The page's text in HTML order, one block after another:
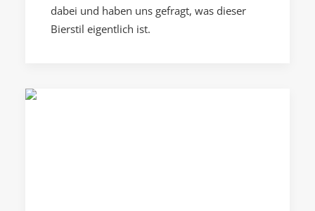
dabei und haben uns gefragt, was dieser
Bierstil eigentlich ist.